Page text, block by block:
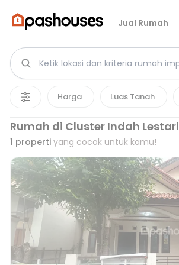
Jual Rumah
Harga Luas Tanah
Rumah di Cluster Indah Lestari
1 properti yang cocok untuk kamu!